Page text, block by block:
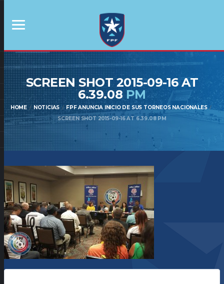
SCREEN SHOT 2015-09-16 AT
6.39.08 PM
HOME NOTICIAS
FPF ANUNCIA INICIO DE SUS TORNEOS NACIONALES
SCREEN SHOT 2015-09-16 AT 6.39.08 PM